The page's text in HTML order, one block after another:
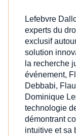
Lefebvre
experts du
exclusif
solution
la recherche
événement,
Debbabi,
Dominique
technologie
démontrant
intuitive et sa